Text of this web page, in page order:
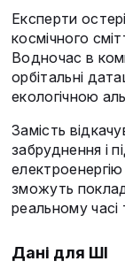
Експерти
космічного
Водночас в
орбітальні
екологічною
Замість
забруднення і
зможуть
реальному
Дані для ШІ